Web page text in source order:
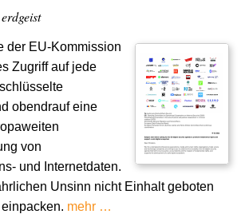
der EU-Kommission
Zugriff auf jede
obendrauf eine
von
und Internetdaten.
Unsinn nicht Einhalt geboten
mehr …